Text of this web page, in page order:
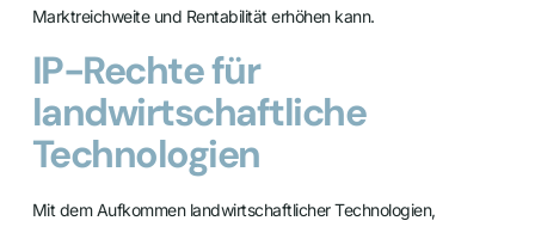
Marktreichweite und Rentabilität erhöhen kann.
IP-Rechte für
landwirtschaftliche
Technologien
Mit dem Aufkommen landwirtschaftlicher Technologien,